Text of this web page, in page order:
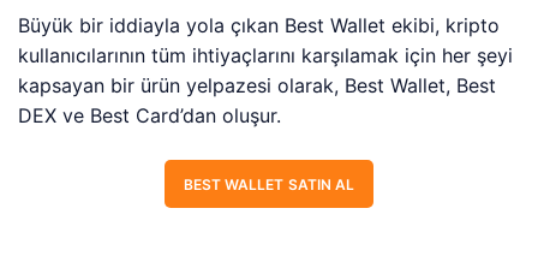
Büyük bir iddiayla yola çıkan Best Wallet ekibi, kripto
kullanıcılarının tüm ihtiyaçlarını karşılamak için her şeyi
kapsayan bir ürün yelpazesi olarak, Best Wallet, Best
DEX ve Best Card’dan oluşur.
BEST WALLET SATIN AL